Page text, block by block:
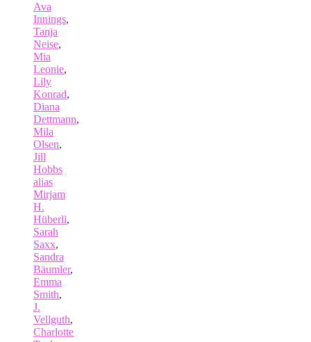
Ava
Innings,
Tanja
Neise,
Mia
Leonie,
Lily
Konrad,
Diana
Dettmann,
Mila
Olsen,
Jill
Hobbs
alias
Mirjam
H.
Hüberli,
Sarah
Saxx,
Sandra
Bäumler,
Emma
Smith,
J.
Vellguth,
Charlotte